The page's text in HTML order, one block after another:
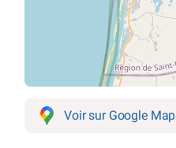
Voir sur Google Map